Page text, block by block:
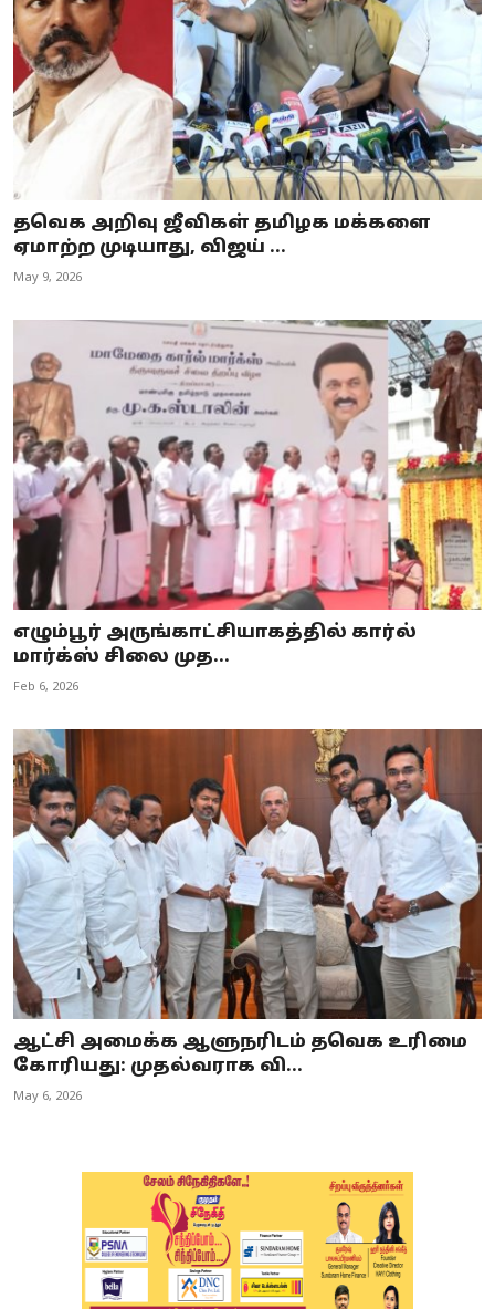
தவெக அறிவு ஜீவிகள் தமிழக மக்களை
ஏமாற்ற முடியாது, விஜய் ...
May 9, 2026
எழும்பூர் அருங்காட்சியாகத்தில் கார்ல்
மார்க்ஸ் சிலை முத...
Feb 6, 2026
ஆட்சி அமைக்க ஆளுநரிடம் தவெக உரிமை
கோரியது: முதல்வராக வி...
May 6, 2026